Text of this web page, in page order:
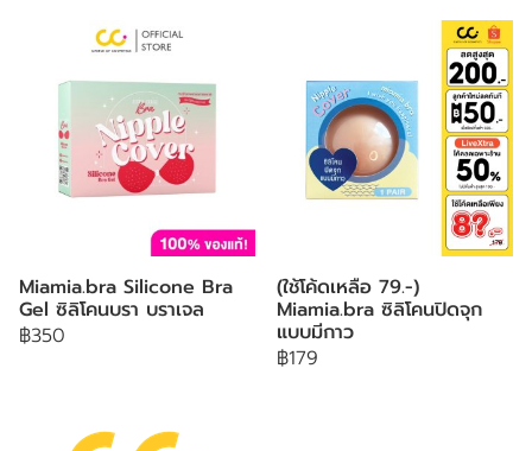
Miamia.bra Silicone Bra
Gel ซิลิโคนบรา บราเจล
฿350
(ใช้โค้ดเหลือ 79.-)
Miamia.bra ซิลิโคนปิดจุก
แบบมีกาว
฿179